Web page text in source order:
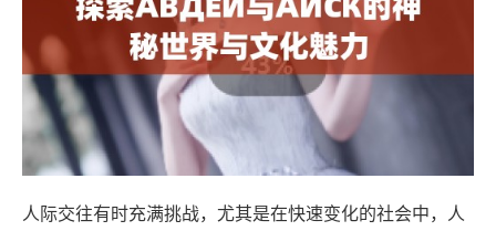
人际交往有时充满挑战，尤其是在快速变化的社会中，人